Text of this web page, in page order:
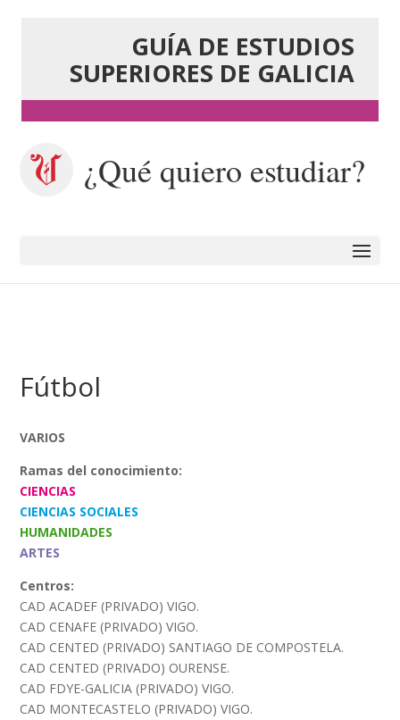
GUÍA DE ESTUDIOS
SUPERIORES DE GALICIA
¿Qué quiero estudiar?
Fútbol
VARIOS
Ramas del conocimiento:
CIENCIAS
CIENCIAS SOCIALES
HUMANIDADES
ARTES
Centros:
CAD ACADEF (PRIVADO) VIGO.
CAD CENAFE (PRIVADO) VIGO.
CAD CENTED (PRIVADO) SANTIAGO DE COMPOSTELA.
CAD CENTED (PRIVADO) OURENSE.
CAD FDYE-GALICIA (PRIVADO) VIGO.
CAD MONTECASTELO (PRIVADO) VIGO.